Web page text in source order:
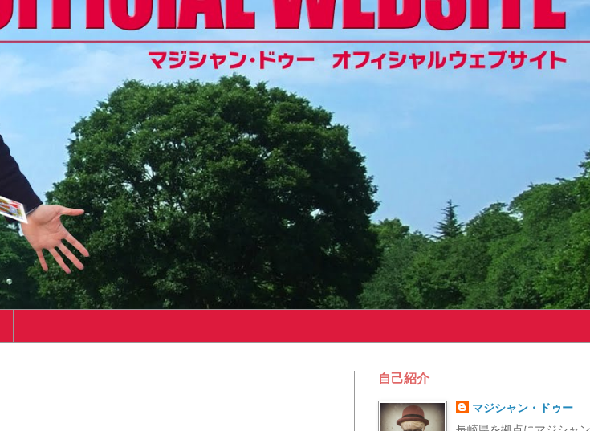
自己紹介
マジシャン・ドゥー